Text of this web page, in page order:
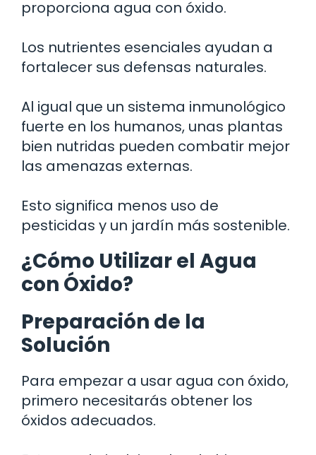
proporciona agua con óxido.
Los nutrientes esenciales ayudan a
fortalecer sus defensas naturales.
Al igual que un sistema inmunológico
fuerte en los humanos, unas plantas
bien nutridas pueden combatir mejor
las amenazas externas.
Esto significa menos uso de
pesticidas y un jardín más sostenible.
¿Cómo Utilizar el Agua
con Óxido?
Preparación de la
Solución
Para empezar a usar agua con óxido,
primero necesitarás obtener los
óxidos adecuados.